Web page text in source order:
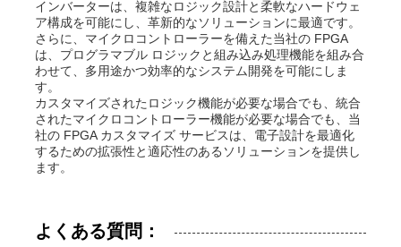
インバーターは、複雑なロジック設計と柔軟なハードウェ
ア構成を可能にし、革新的なソリューションに最適です。
さらに、マイクロコントローラーを備えた当社の FPGA
は、プログラマブル ロジックと組み込み処理機能を組み合
わせて、多用途かつ効率的なシステム開発を可能にしま
す。
カスタマイズされたロジック機能が必要な場合でも、統合
されたマイクロコントローラー機能が必要な場合でも、当
社の FPGA カスタマイズ サービスは、電子設計を最適化
するための拡張性と適応性のあるソリューションを提供し
ます。
よくある質問：